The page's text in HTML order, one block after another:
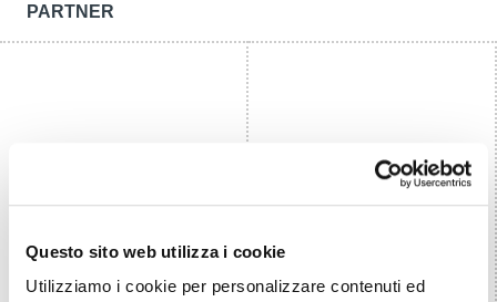
Questo sito web utilizza i cookie
Utilizziamo i cookie per personalizzare contenuti ed
PARTNER